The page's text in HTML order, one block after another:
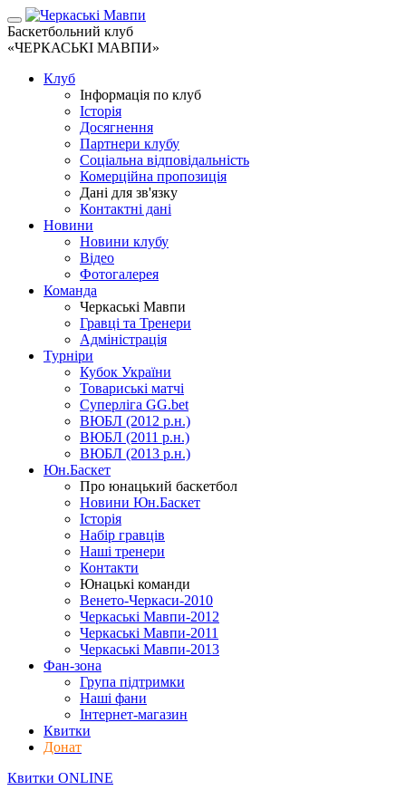
Баскетбольний клуб
«ЧЕРКАСЬКІ МАВПИ»
Клуб
Інформація по клуб
Історія
Досягнення
Партнери клубу
Соціальна відповідальність
Комерційна пропозиція
Дані для зв'язку
Контактні дані
Новини
Новини клубу
Відео
Фотогалерея
Команда
Черкаські Мавпи
Гравці та Тренери
Адміністрація
Турніри
Кубок України
Товариські матчі
Суперліга GG.bet
ВЮБЛ (2012 р.н.)
ВЮБЛ (2011 р.н.)
ВЮБЛ (2013 р.н.)
Юн.Баскет
Про юнацький баскетбол
Новини Юн.Баскет
Історія
Набір гравців
Наші тренери
Контакти
Юнацькі команди
Венето-Черкаси-2010
Черкаські Мавпи-2012
Черкаські Мавпи-2011
Черкаські Мавпи-2013
Фан-зона
Група підтримки
Наші фани
Інтернет-магазин
Квитки
Донат
Квитки ONLINE